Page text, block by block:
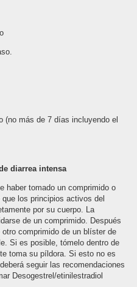
(no más de 7 días incluyendo el
diarrea intensa
haber tomado un comprimido o
los principios activos del
por su cuerpo. La
de un comprimido. Después
comprimido de un blíster de
Si es posible, tómelo dentro de
toma su píldora. Si esto no es
seguir las recomendaciones
Desogestrel/etinilestradiol